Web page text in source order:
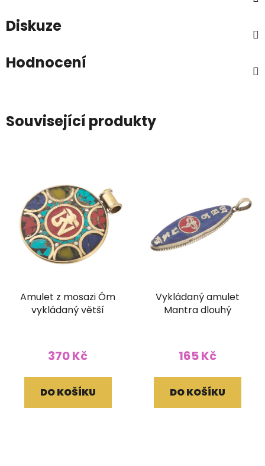
Diskuze
Hodnocení
Související produkty
Amulet z mosazi Óm
vykládaný větší
370 Kč
DO KOŠÍKU
Vykládaný amulet
Mantra dlouhý
165 Kč
DO KOŠÍKU